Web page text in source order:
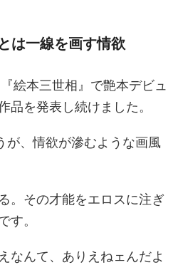
は一線を画す情欲
絵本三世相』で艶本デビュ
品を発表し続けました。
が、情欲が滲むような画風
。その才能をエロスに注ぎ
す。
なんて、ありえねェんだよ